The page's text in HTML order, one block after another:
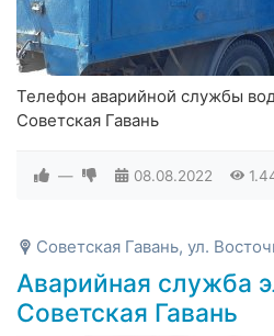
Телефон аварийной службы
Советская Гавань
— 08.08.2022
Советская Гавань, ул.
Аварийная служба
Советская Гавань